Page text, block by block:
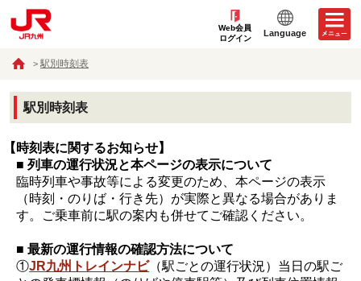
Web会員
ログイン
Language
駅別時刻表
駅別時刻表
【時刻表に関するお知らせ】
■ 列車の運行状況と本ページの表示について
臨時列車や事故等による変更のため、本ページの表示
（時刻・のりば・行き先）が実際と異なる場合がありま
す。ご乗車前に駅の案内も併せてご確認ください。
■ 最新の運行情報の確認方法について
①JR九州トレインナビ（駅ごとの運行状況）当日の駅ご